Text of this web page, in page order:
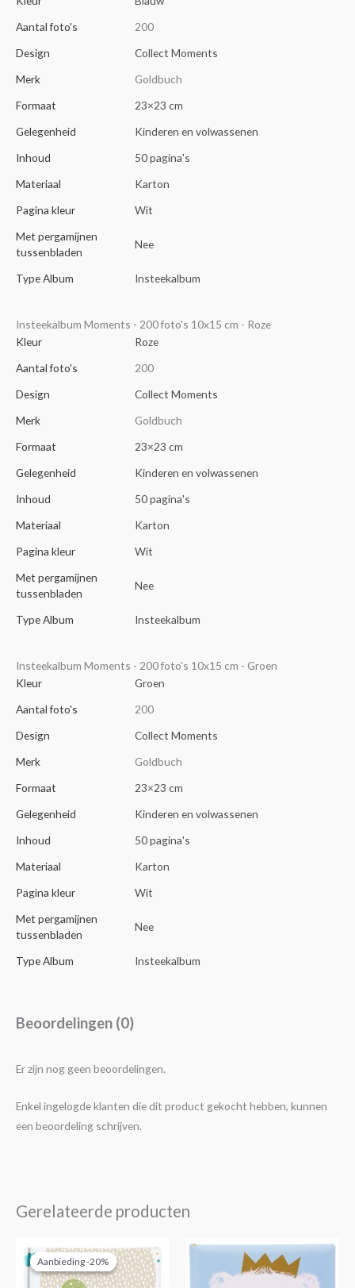
Aantal foto's
200
Design
Collect Moments
Merk
Goldbuch
Formaat
23×23 cm
Gelegenheid
Kinderen en volwassenen
Inhoud
50 pagina's
Materiaal
Karton
Pagina kleur
Wit
Met pergamijnen
tussenbladen
Nee
Type Album Insteekalbum
Insteekalbum Moments - 200 foto's 10x15 cm - Roze
Kleur
Roze
Aantal foto's
200
Design
Collect Moments
Merk
Goldbuch
Formaat
23×23 cm
Gelegenheid
Kinderen en volwassenen
Inhoud
50 pagina's
Materiaal
Karton
Pagina kleur
Wit
Met pergamijnen
tussenbladen
Nee
Type Album Insteekalbum
Insteekalbum Moments - 200 foto's 10x15 cm - Groen
Kleur
Groen
Aantal foto's
200
Design
Collect Moments
Merk
Goldbuch
Formaat
23×23 cm
Gelegenheid
Kinderen en volwassenen
Inhoud
50 pagina's
Materiaal
Karton
Pagina kleur
Wit
Met pergamijnen
tussenbladen
Nee
Type Album Insteekalbum
Beoordelingen (0)
Er zijn nog geen beoordelingen.
Enkel ingelogde klanten die dit product gekocht hebben, kunnen
een beoordeling schrijven.
Gerelateerde producten
Aanbieding -20%
Aanbieding -20%
prijs
was:
€14,95.
prijs
is:
€11,95.